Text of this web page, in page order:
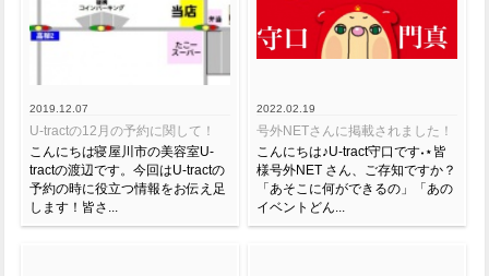
2019.12.07
U-tractの12月の予約に関して！
こんにちは寝屋川市の美容室U-
tractの渡辺です。今回はU-tractの
予約の時に役立つ情報をお伝え足
します！皆さ...
2022.02.19
号外NETさんに掲載されました！
こんにちは♪U-tract守口です˖⋆皆
様号外NET さん、ご存知ですか？
「あそこに何ができるの」「あの
イベントどん...